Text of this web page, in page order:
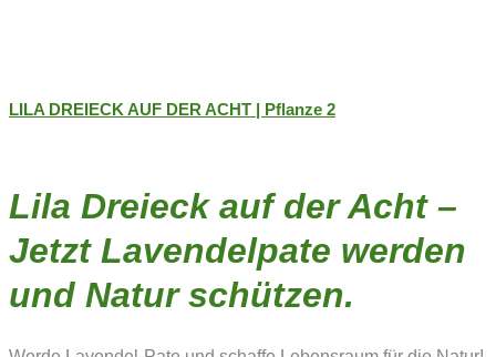
LILA DREIECK AUF DER ACHT | Pflanze 2
Lila Dreieck auf der Acht –
Jetzt Lavendelpate werden
und Natur schützen.